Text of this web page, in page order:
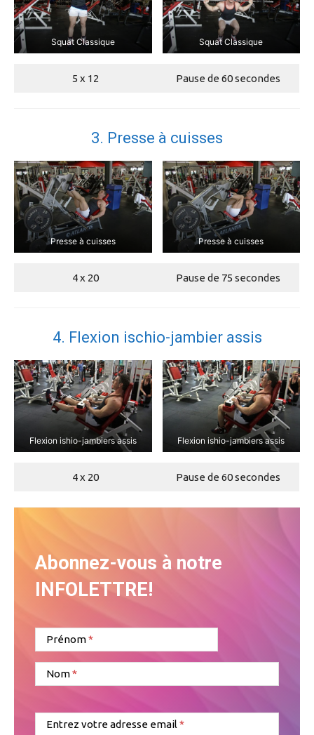
Squat Classique Squat Classique
5 x 12 Pause de 60 secondes
3. Presse à cuisses
Presse à cuisses Presse à cuisses
4 x 20 Pause de 75 secondes
4. Flexion ischio-jambier assis
Flexion ishio-jambiers assis Flexion ishio-jambiers assis
4 x 20 Pause de 60 secondes
Abonnez-vous à notre
INFOLETTRE!
Prénom
Nom
Entrez votre adresse email